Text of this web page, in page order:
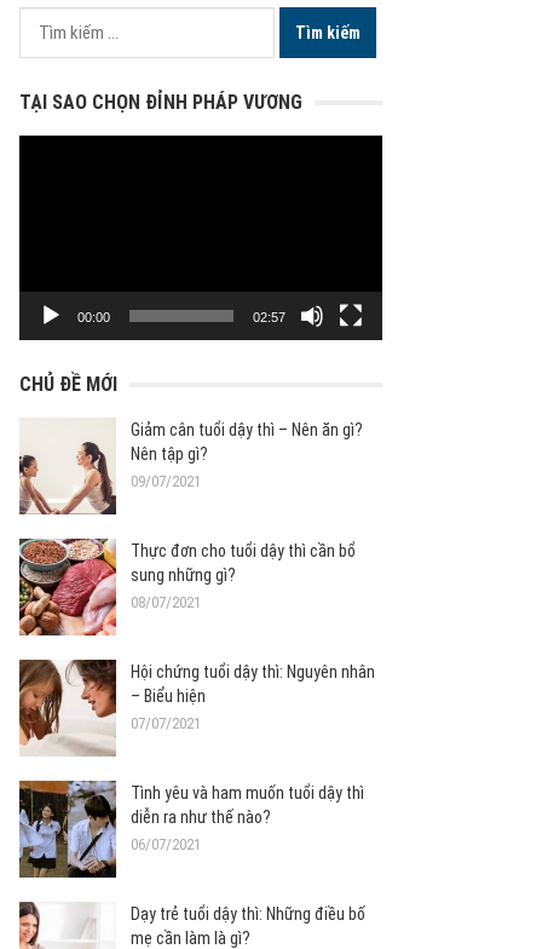
Tìm
kiếm
TẠI SAO CHỌN ĐỈNH PHÁP VƯƠNG
00:00 02:57
CHỦ ĐỀ MỚI
Giảm cân tuổi dậy thì – Nên ăn gì?
Nên tập gì?
09/07/2021
Thực đơn cho tuổi dậy thì cần bổ
sung những gì?
08/07/2021
Hội chứng tuổi dậy thì: Nguyên nhân
– Biểu hiện
07/07/2021
Tình yêu và ham muốn tuổi dậy thì
diễn ra như thế nào?
06/07/2021
Dạy trẻ tuổi dậy thì: Những điều bố
mẹ cần làm là gì?